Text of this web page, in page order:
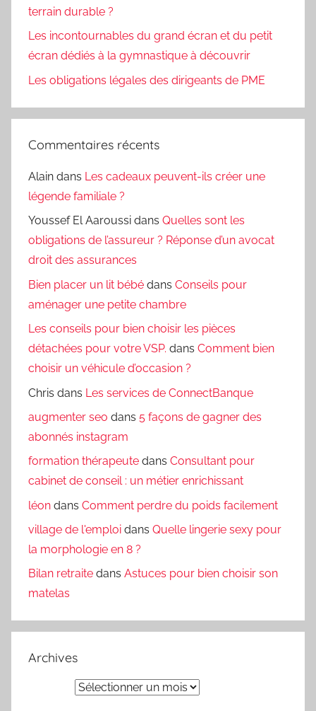
terrain durable ?
Les incontournables du grand écran et du petit
écran dédiés à la gymnastique à découvrir
Les obligations légales des dirigeants de PME
Commentaires récents
Alain dans Les cadeaux peuvent-ils créer une
légende familiale ?
Youssef El Aaroussi dans Quelles sont les
obligations de l’assureur ? Réponse d’un avocat
droit des assurances
Bien placer un lit bébé dans Conseils pour
aménager une petite chambre
Les conseils pour bien choisir les pièces
détachées pour votre VSP. dans Comment bien
choisir un véhicule d’occasion ?
Chris dans Les services de ConnectBanque
augmenter seo dans 5 façons de gagner des
abonnés instagram
formation thérapeute dans Consultant pour
cabinet de conseil : un métier enrichissant
léon dans Comment perdre du poids facilement
village de l'emploi dans Quelle lingerie sexy pour
la morphologie en 8 ?
Bilan retraite dans Astuces pour bien choisir son
matelas
Archives